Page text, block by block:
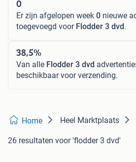
0
Er zijn afgelopen week 0 nieuwe
toegevoegd voor Flodder 3 dvd.
38,5%
Van alle Flodder 3 dvd
beschikbaar voor verzending.
Home Heel Marktplaats
26 resultaten voor 'flodder 3 dvd'